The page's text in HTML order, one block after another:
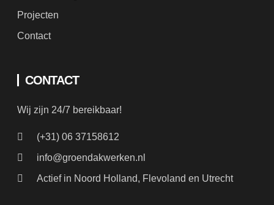
Projecten
Contact
CONTACT
Wij zijn 24/7 bereikbaar!
(+31) 06 37158612
info@groendakwerken.nl
Actief in Noord Holland, Flevoland en Utrecht